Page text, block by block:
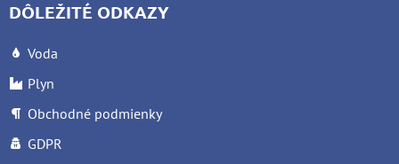
DÔLEŽITÉ ODKAZY
Voda
Plyn
Obchodné podmienky
GDPR